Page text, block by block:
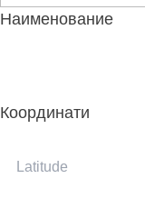
Наименование
Координати